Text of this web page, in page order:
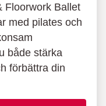
Floorwork Ballet
med pilates och
både stärka
förbättra din